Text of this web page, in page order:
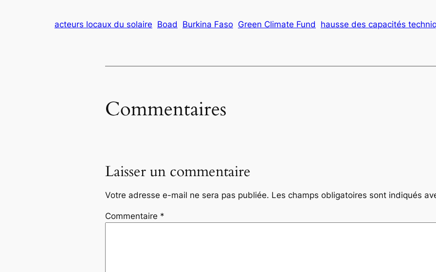
acteurs locaux du solaire Boad Burkina Faso Green Climate Fund hausse des capacités
Commentaires
Laisser un commentaire
Votre adresse e-mail ne sera pas publiée. Les champs obligatoires sont indiqués
Commentaire *